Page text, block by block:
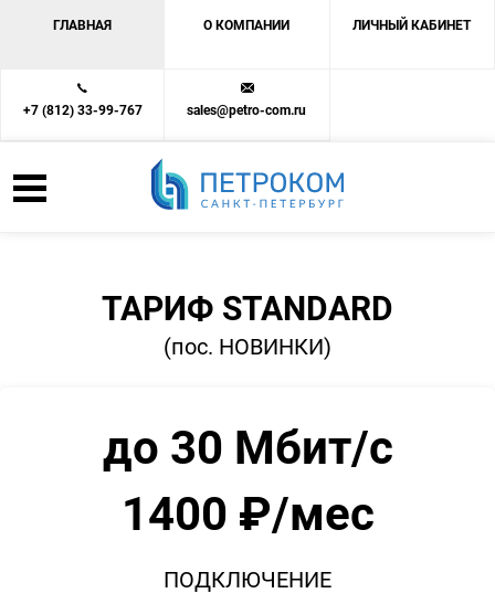
ГЛАВНАЯ О КОМПАНИИ ЛИЧНЫЙ КАБИНЕТ
+7 (812) 33-99-767 sales@petro-com.ru
ТАРИФ STANDARD
(пос. НОВИНКИ)
до 30 Мбит/с
1400 ₽/мес
ПОДКЛЮЧЕНИЕ